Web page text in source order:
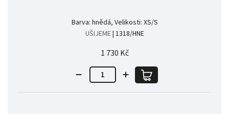
Barva: hnědá, Velikosti: XS/S
UŠIJEME| 1318/HNE
1 730 Kč